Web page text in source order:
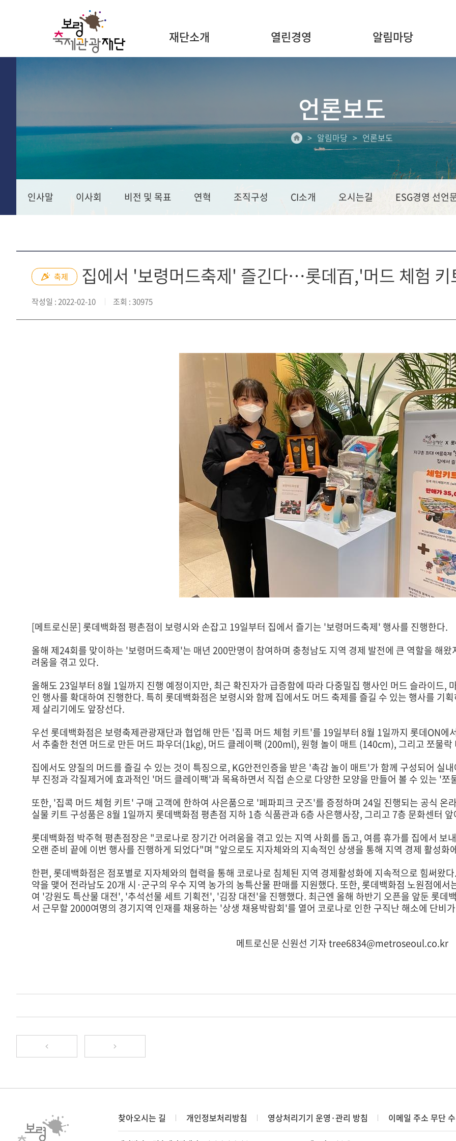
재단소개 열린경영 알림마당
언론보도
알림마당 언론보도
인사말 이사회 비전 및 목표 연혁 조직구성 CI소개 오시는길 ESG경영 선언
축제 집에서 '보령머드축제' 즐긴다…롯데百,'머드 체험 키
작성일 : 2022-02-10 조회 : 30975
[메트로신문] 롯데백화점 평촌점이 보령시와 손잡고 19일부터 집에서 즐기는 '보령머드축제' 행사를 진행한다.
올해 제24회를 맞이하는 '보령머드축제'는 매년 200만명이 참여하며 충청남도 지역 경제 발전에 큰 역할을 해
려움을 겪고 있다.
올해도 23일부터 8월 1일까지 진행 예정이지만, 최근 확진자가 급증함에 따라 다중밀집 행사인 머드 슬라이드,
인 행사를 확대하여 진행한다. 특히 롯데백화점은 보령시와 함께 집에서도 머드 축제를 즐길 수 있는 행사를 기
제 살리기에도 앞장선다.
우선 롯데백화점은 보령축제관광재단과 협업해 만든 '집콕 머드 체험 키트'를 19일부터 8월 1일까지 롯데ON에
서 추출한 천연 머드로 만든 머드 파우더(1kg), 머드 클레이팩 (200ml), 원형 놀이 매트 (140cm), 그리고 쪼물
집에서도 양질의 머드를 즐길 수 있는 것이 특징으로, KG안전인증을 받은 '촉감 놀이 매트'가 함께 구성되어 실
부 진정과 각질제거에 효과적인 '머드 클레이팩'과 목욕하면서 직접 손으로 다양한 모양을 만들어 볼 수 있는 '
또한, '집콕 머드 체험 키트' 구매 고객에 한하여 사은품으로 '페파피크 굿즈'를 증정하며 24일 진행되는 공식 온
실물 키트 구성품은 8월 1일까지 롯데백화점 평촌점 지하 1층 식품관과 6층 사은행사장, 그리고 7층 문화센터
롯데백화점 박주혁 평촌점장은 "코로나로 장기간 어려움을 겪고 있는 지역 사회를 돕고, 여름 휴가를 집에서 보
오랜 준비 끝에 이번 행사를 진행하게 되었다"며 "앞으로도 지자체와의 지속적인 상생을 통해 지역 경제 활성
한편, 롯데백화점은 점포별로 지자체와의 협력을 통해 코로나로 침체된 지역 경제활성화에 지속적으로 힘써왔
약을 맺어 전라남도 20개 시·군구의 우수 지역 농가의 농특산물 판매를 지원했다. 또한, 롯데백화점 노원점에
여 '강원도 특산물 대전', '추석선물 세트 기획전', '김장 대전'을 진행했다. 최근엔 올해 하반기 오픈을 앞둔 롯데
서 근무할 2000여명의 경기지역 인재를 채용하는 '상생 채용박람회'를 열어 코로나로 인한 구직난 해소에 단비
메트로신문 신원선 기자 tree6834@metroseoul.co.kr
찾아오시는 길 개인정보처리방침 영상처리기기 운영·관리 방침 이메일 주소 무단